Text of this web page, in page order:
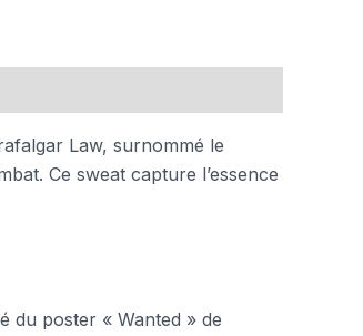
Law, surnommé le
Ce sweat capture l’essence
du poster « Wanted » de